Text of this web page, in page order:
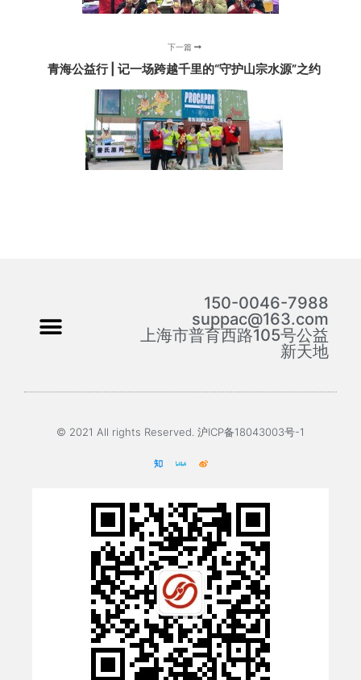
下一篇
青海公益行 | 记一场跨越千里的“守护山宗水源”之约
150-0046-7988
suppac@163.com
上海市普育西路105号公益
新天地
© 2021 All rights Reserved. 沪ICP备18043003号-1